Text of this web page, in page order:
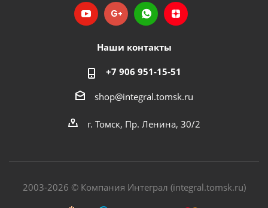
Наши контакты
+7 906 951-15-51
shop@integral.tomsk.ru
г. Томск, Пр. Ленина, 30/2
2003-2026 © Компания Интеграл (integral.tomsk.ru)